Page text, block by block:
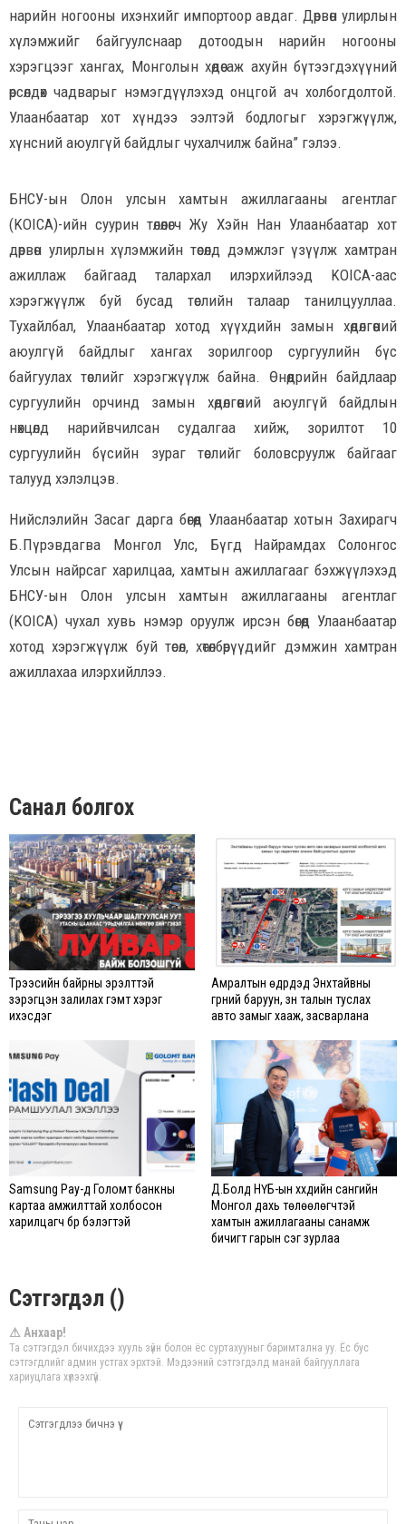
нарийн ногооны ихэнхийг импортоор авдаг. Дөрвөн улирлын
хүлэмжийг байгуулснаар дотоодын нарийн ногооны
хэрэгцээг хангах, Монголын хөдөө аж ахуйн бүтээгдэхүүний
өрсөлдөх чадварыг нэмэгдүүлэхэд онцгой ач холбогдолтой.
Улаанбаатар хот хүндээ ээлтэй бодлогыг хэрэгжүүлж,
хүнсний аюулгүй байдлыг чухалчилж байна” гэлээ.
БНСУ-ын Олон улсын хамтын ажиллагааны агентлаг
(KOICA)-ийн суурин төлөөлөгч Жу Хэйн Нан Улаанбаатар хот
дөрвөн улирлын хүлэмжийн төсөлд дэмжлэг үзүүлж хамтран
ажиллаж байгаад талархал илэрхийлээд KOICA-аас
хэрэгжүүлж буй бусад төслийн талаар танилцууллаа.
Тухайлбал, Улаанбаатар хотод хүүхдийн замын хөдөлгөөний
аюулгүй байдлыг хангах зорилгоор сургуулийн бүс
байгуулах төслийг хэрэгжүүлж байна. Өнөөдрийн байдлаар
сургуулийн орчинд замын хөдөлгөөний аюулгүй байдлын
нөхцөлд нарийвчилсан судалгаа хийж, зорилтот 10
сургуулийн бүсийн зураг төслийг боловсруулж байгааг
талууд хэлэлцэв.
Нийслэлийн Засаг дарга бөгөөд Улаанбаатар хотын Захирагч
Б.Пүрэвдагва Монгол Улс, Бүгд Найрамдах Солонгос
Улсын найрсаг харилцаа, хамтын ажиллагааг бэхжүүлэхэд
БНСУ-ын Олон улсын хамтын ажиллагааны агентлаг
(KOICA) чухал хувь нэмэр оруулж ирсэн бөгөөд Улаанбаатар
хотод хэрэгжүүлж буй төсөл, хөтөлбөрүүдийг дэмжин хамтран
ажиллахаа илэрхийллээ.
Санал болгох
Түрээсийн байрны эрэлттэй
зэрэгцэн залилах гэмт хэрэг
ихэсдэг
Амралтын өдрүүдэд Энхтайвны
гүүрний баруун, зүүн талын туслах
авто замыг хааж, засварлана
Samsung Pay-д Голомт банкны
картаа амжилттай холбосон
харилцагч бүр бэлэгтэй
Д.Болд НҮБ-ын хүүхдийн сангийн
Монгол дахь төлөөлөгчтэй
хамтын ажиллагааны санамж
бичигт гарын үсэг зурлаа
Сэтгэгдэл ()
⚠ Анхаар!
Та сэтгэгдэл бичихдээ хууль зүйн болон ёс суртахууныг баримтална уу. Ёс бус
сэтгэгдлийг админ устгах эрхтэй. Мэдээний сэтгэгдэлд манай байгууллага
хариуцлага хүлээхгүй.